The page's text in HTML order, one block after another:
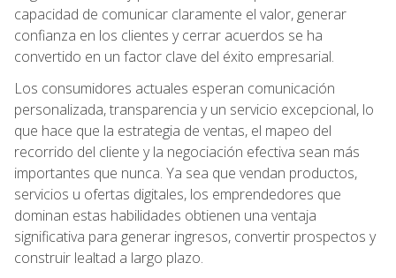
capacidad de comunicar claramente el valor, generar
confianza en los clientes y cerrar acuerdos se ha
convertido en un factor clave del éxito empresarial.
Los consumidores actuales esperan comunicación
personalizada, transparencia y un servicio excepcional, lo
que hace que la estrategia de ventas, el mapeo del
recorrido del cliente y la negociación efectiva sean más
importantes que nunca. Ya sea que vendan productos,
servicios u ofertas digitales, los emprendedores que
dominan estas habilidades obtienen una ventaja
significativa para generar ingresos, convertir prospectos y
construir lealtad a largo plazo.